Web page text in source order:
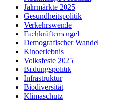
Jahrmärkte 2025
Gesundheitspolitik
Verkehrswende
Fachkräftemangel
Demografischer Wandel
Kinoerlebnis
Volksfeste 2025
Bildungspolitik
Infrastruktur
Biodiversität
Klimaschutz